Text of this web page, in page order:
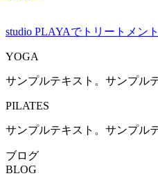
studio PLAYAでトリートメン
YOGA
サンプルテキスト。サンプル
PILATES
サンプルテキスト。サンプル
ブログ
BLOG